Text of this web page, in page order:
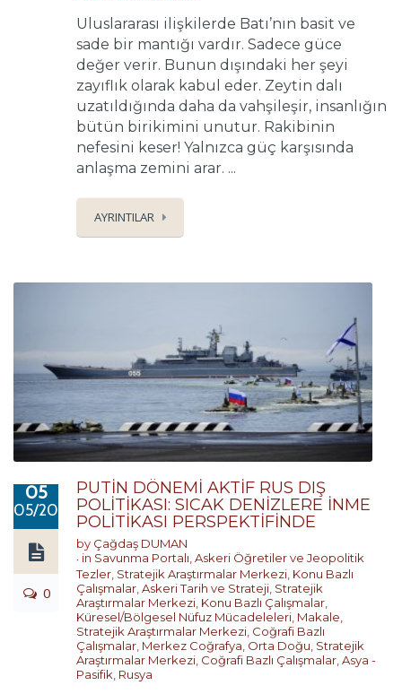
Uluslararası ilişkilerde Batı’nın basit ve
sade bir mantığı vardır. Sadece güce
değer verir. Bunun dışındaki her şeyi
zayıflık olarak kabul eder. Zeytin dalı
uzatıldığında daha da vahşileşir, insanlığın
bütün birikimini unutur. Rakibinin
nefesini keser! Yalnızca güç karşısında
anlaşma zemini arar. ...
AYRINTILAR
05
05/2017
0
PUTİN DÖNEMİ AKTİF RUS DIŞ
POLİTİKASI: SICAK DENİZLERE İNME
POLİTİKASI PERSPEKTİFİNDE
by Çağdaş DUMAN
in Savunma Portalı Askeri Öğretiler ve Jeopolitik
Tezler Stratejik Araştırmalar Merkezi Konu Bazlı
Çalışmalar Askeri Tarih ve Strateji Stratejik
Araştırmalar Merkezi Konu Bazlı Çalışmalar
Küresel/Bölgesel Nüfuz Mücadeleleri Makale
Stratejik Araştırmalar Merkezi Coğrafi Bazlı
Çalışmalar Merkez Coğrafya Orta Doğu Stratejik
Araştırmalar Merkezi Coğrafi Bazlı Çalışmalar Asya -
Pasifik Rusya